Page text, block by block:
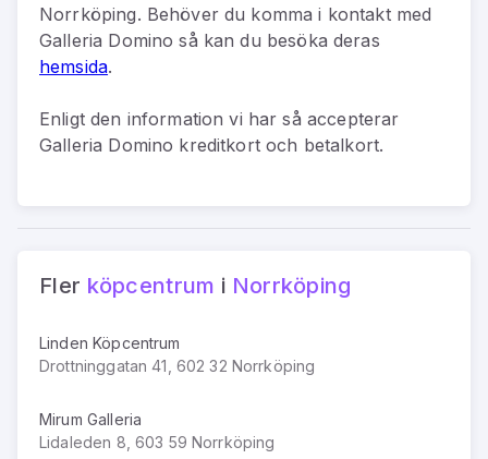
Norrköping. Behöver du komma i kontakt med
Galleria Domino så kan du besöka deras
hemsida.
Enligt den information vi har så accepterar
Galleria Domino kreditkort och betalkort.
Fler köpcentrum i Norrköping
Linden Köpcentrum
Drottninggatan 41, 602 32 Norrköping
Mirum Galleria
Lidaleden 8, 603 59 Norrköping